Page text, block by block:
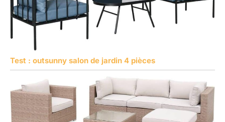
Test : outsunny salon de jardin 4 pièces